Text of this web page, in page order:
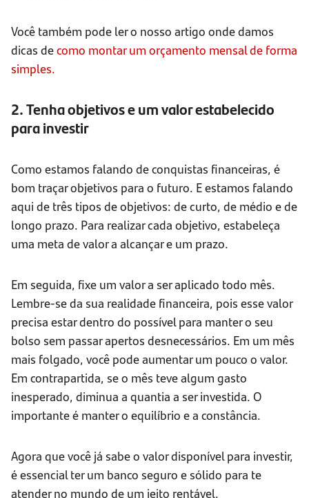
Você também pode ler o nosso artigo onde damos
dicas decomo montar um orçamento mensal de forma
simples.
2. Tenha objetivos e um valor estabelecido
para investir
Como estamos falando de conquistas financeiras, é
bom traçar objetivos para o futuro. E estamos falando
aqui de três tipos de objetivos: de curto, de médio e de
longo prazo. Para realizar cada objetivo, estabeleça
uma meta de valor a alcançar e um prazo.
Em seguida, fixe um valor a ser aplicado todo mês.
Lembre-se da sua realidade financeira, pois esse valor
precisa estar dentro do possível para manter o seu
bolso sem passar apertos desnecessários. Em um mês
mais folgado, você pode aumentar um pouco o valor.
Em contrapartida, se o mês teve algum gasto
inesperado, diminua a quantia a ser investida. O
importante é manter o equilíbrio e a constância.
Agora que você já sabe o valor disponível para investir,
é essencial ter um banco seguro e sólido para te
atender no mundo de um jeito rentável.